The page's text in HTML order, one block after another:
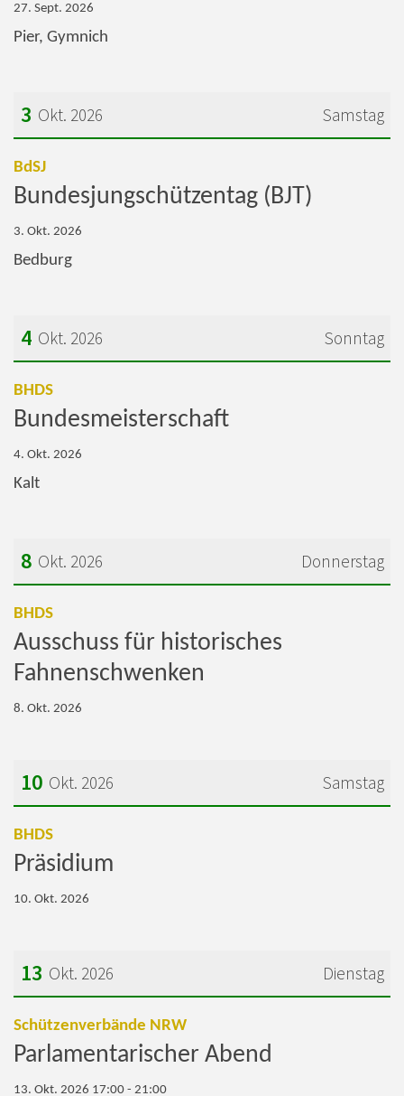
27. Sept. 2026
Pier, Gymnich
Samstag
3 Okt. 2026
Datum: 3. Oktober 2026
BdSJ:
Bundesjungschützentag (BJT)
3. Okt. 2026
Bedburg
Sonntag
4 Okt. 2026
BHDS:
Bundesmeisterschaft
4. Okt. 2026
Kalt
Donnerstag
8 Okt. 2026
BHDS:
Ausschuss für historisches
Fahnenschwenken
8. Okt. 2026
Samstag
10 Okt. 2026
BHDS:
Präsidium
10. Okt. 2026
Dienstag
13 Okt. 2026
Datum: 13. Oktober 2026
Schützenverbände NRW:
Parlamentarischer Abend
13. Okt. 2026 17:00 - 21:00